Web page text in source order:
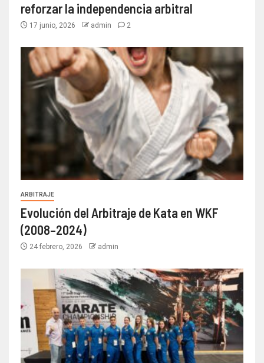
reforzar la independencia arbitral
17 junio, 2026 admin 2
ARBITRAJE
Evolución del Arbitraje de Kata en WKF
(2008–2024)
24 febrero, 2026 admin